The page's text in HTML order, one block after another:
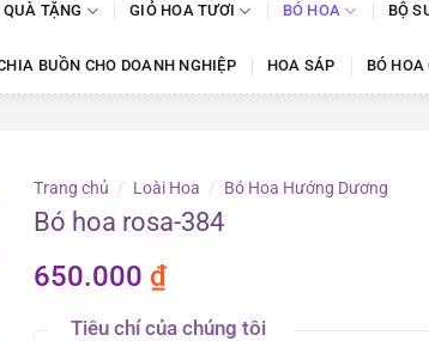
TẶNG GIỎ HOA TƯƠI BÓ HOA BỘ
BUỒN CHO DOANH NGHIỆP HOA SÁP BÓ HOA
Trang chủ / Loài Hoa / Bó Hoa Hướng Dương
Bó hoa rosa-384
650.000 ₫
Tiêu chí của chúng tôi